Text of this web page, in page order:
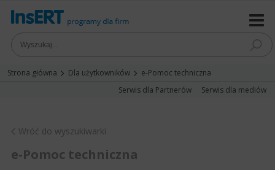
Strona główna Dla użytkowników
e-Pomoc techniczna
Serwis dla Partnerów
Serwis dla mediów
Wróć do wyszukiwarki
e-Pomoc techniczna